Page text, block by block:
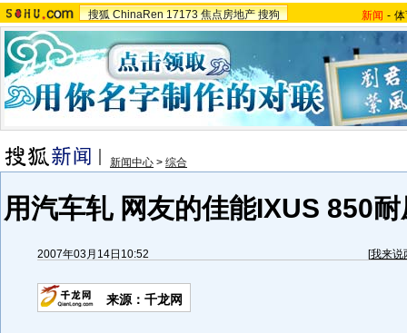
搜狐 ChinaRen 17173 焦点房地产 搜狗 新闻 -
新闻中心 > 综合
用汽车轧 网友的佳能IXUS 850
2007年03月14日10:52 [我来说
来源：千龙网